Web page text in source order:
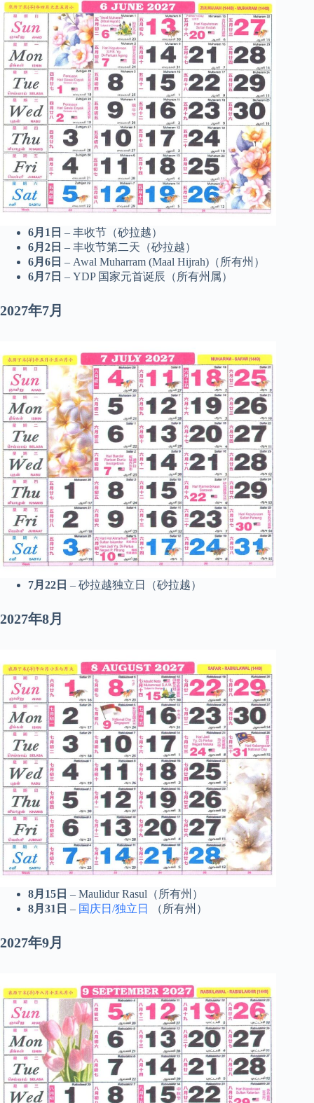
6月1日 – 丰收节（砂拉越）
6月2日 – 丰收节第二天（砂拉越）
6月6日 – Awal Muharram (Maal Hijrah)（所有州）
6月7日 – YDP 国家元首诞辰（所有州属）
2027年7月
7月22日 – 砂拉越独立日（砂拉越）
2027年8月
8月15日 – Maulidur Rasul（所有州）
8月31日 – 国庆日/独立日 （所有州）
2027年9月